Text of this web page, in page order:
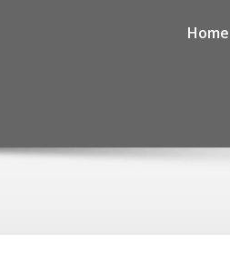
Home